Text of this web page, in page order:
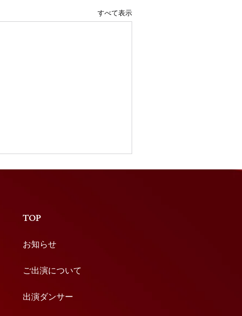
すべて表示
【GGG plus リハーサル鑑賞
サルを見学できる「リハーサル鑑
本番とは違った緊張感や、 出演
者・プロダンサーが作品を創り上
機会です。 ■料金 1️⃣：本公演も
4,000円 ※本公演のチケットと、
TOP
お知らせ
ご出演について
出演ダンサー